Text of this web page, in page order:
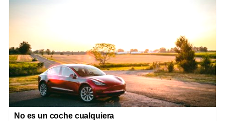
No es un coche cualquiera